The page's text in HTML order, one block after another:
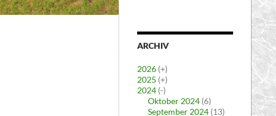
ARCHIV
2026 (+)
2025 (+)
2024 (-)
Oktober 2024 (6)
September 2024 (13)